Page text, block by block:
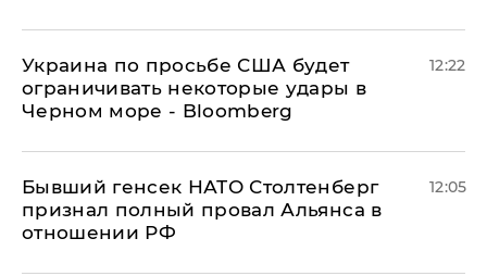
Украина по просьбе США будет
ограничивать некоторые удары в
Черном море - Bloomberg
12:22
Бывший генсек НАТО Столтенберг
признал полный провал Альянса в
отношении РФ
12:05